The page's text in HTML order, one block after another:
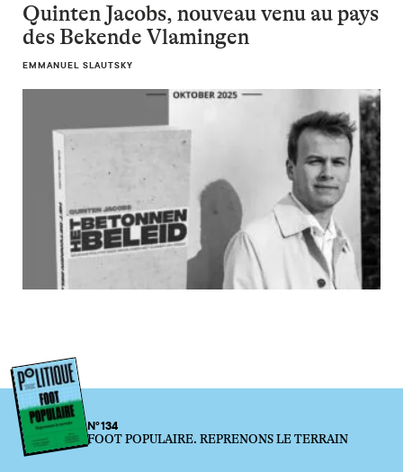
Quinten Jacobs, nouveau venu au pays
des Bekende Vlamingen
EMMANUEL SLAUTSKY
N°134
FOOT POPULAIRE. REPRENONS LE TERRAIN